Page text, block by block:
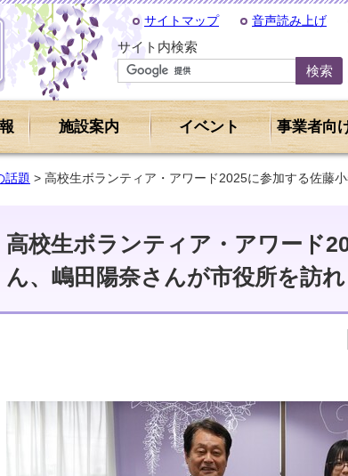
サイトマップ 音声読み上げ
サイト内検索
施設案内 イベント 事業者向
話題 > 高校生ボランティア・アワード2025に参加する佐藤
高校生ボランティア・アワード
ん、嶋田陽奈さんが市役所を訪